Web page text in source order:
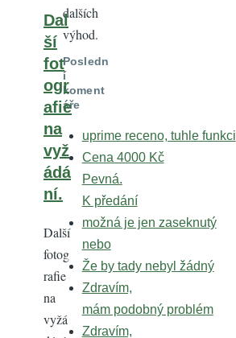
Dal
ší
fot
ogr
afie
na
vyž
ádá
ní.
Další
fotog
rafie
na
vyžá
dalších
výhod.
Posledn
í
koment
áře
uprime receno, tuhle funkci
Cena 4000 Kč
Pevná.
K předání
možná je jen zaseknutý
nebo
Že by tady nebyl žádný
Zdravím,
mám podobný problém
Zdravím,